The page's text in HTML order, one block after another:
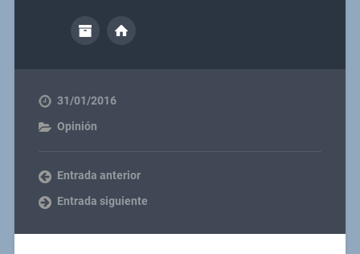
31/01/2016
Opinión
Entrada anterior
Entrada siguiente